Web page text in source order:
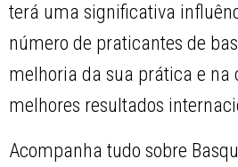
terá uma significativa
número de praticantes de
melhoria da sua prática e na
melhores resultados
Acompanha tudo sobre